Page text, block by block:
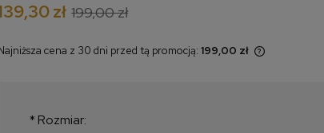
zł 199,00 zł
cena z 30 dni przed tą promocją: 199,00 zł
najniższa cena od momentu, kiedy
* Rozmiar: